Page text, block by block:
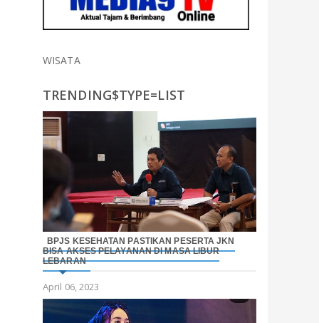
WISATA
TRENDING$TYPE=LIST
BPJS KESEHATAN PASTIKAN PESERTA JKN
BISA AKSES PELAYANAN DI MASA LIBUR
LEBARAN
April 06, 2023